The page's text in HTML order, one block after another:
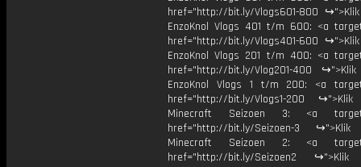
href="http://bit.ly/Vlogs601-800
EnzoKnol Vlogs 401 t/m 600: <a
href="http://bit.ly/Vlogs401-600
EnzoKnol Vlogs 201 t/m 400: <a
href="http://bit.ly/Vlog201-400
EnzoKnol Vlogs 1 t/m 200: <a
href="http://bit.ly/Vlogs1-200
Minecraft Seizoen 3: <a
href="http://bit.ly/Seizoen-3 ↪">Klik
Minecraft Seizoen 2: <a
href="http://bit.ly/Seizoen2 ↪">Klik